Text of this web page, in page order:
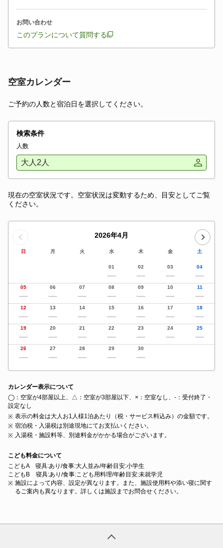
お問い合わせ
このプランについて質問する
空室カレンダー
ご予約の人数と宿泊日を選択してください。
検索条件
人数
大人2人
現在の空室状況です。空室状況は変動するため、目安としてご覧
ください。
2026年4月
日 月 火 水 木 金 土
01 02 03 04
05 06 07 08 09 10 11
12 13 14 15 16 17 18
19 20 21 22 23 24 25
26 27 28 29 30
カレンダー表示について
◯：空室が4部屋以上、△：空室が3部屋以下、×：空室なし、‐：受付終了・
設定なし
表示の料金は大人お1人様1泊あたり（税・サービス料込み）の金額です。
宿泊税・入湯税は別途現地にてお支払いください。
入湯税・施設料等、別途料金がかかる場合がございます。
こども料金について
こどもA 寝具:あり/食事:大人並み/年齢目安:小学生
こどもB 寝具:あり/食事:こども用料理/年齢目安:未就学児
施設によって内容、設定が異なります。また、施設使用料や添い寝に関す
るご案内も異なります。詳しくは施設までお問合せください。